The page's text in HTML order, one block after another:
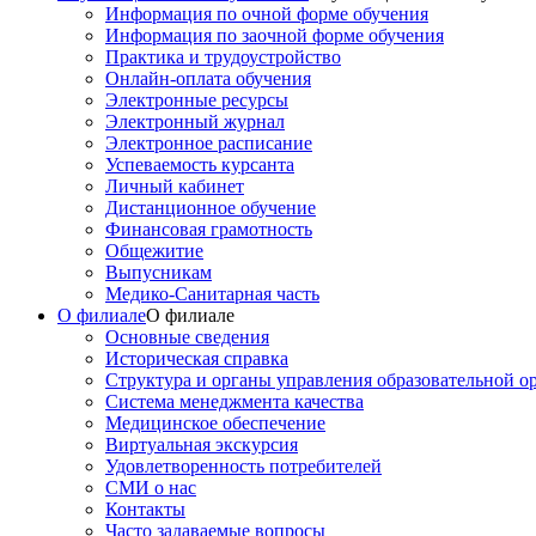
Информация по очной форме обучения
Информация по заочной форме обучения
Практика и трудоустройство
Онлайн-оплата обучения
Электронные ресурсы
Электронный журнал
Электронное расписание
Успеваемость курсанта
Личный кабинет
Дистанционное обучение
Финансовая грамотность
Общежитие
Выпусникам
Медико-Санитарная часть
О филиалеО филиале
Основные сведения
Историческая справка
Структура и органы управления образовательной
Система менеджмента качества
Медицинское обеспечение
Виртуальная экскурсия
Удовлетворенность потребителей
СМИ о нас
Контакты
Часто задаваемые вопросы